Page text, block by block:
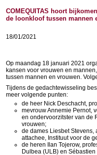
COMEQUITAS hoort
de loonkloof tussen mannen
18/01/2021
Op maandag 18 januari 2021
kansen voor vrouwen en
tussen mannen en vrouwen.
Tijdens de gedachtewisseling
meer volgende punten:
de heer Nick Deschacht,
mevrouw Annemie Pernot,
en ondervoorzitster van de
vrouwen;
de dames Liesbet Stevens,
attachee, Instituut voor de
de heren Ilan Tojerow,
Dulbea (ULB) en